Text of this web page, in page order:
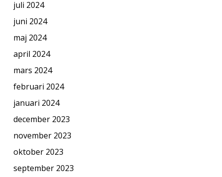
juli 2024
juni 2024
maj 2024
april 2024
mars 2024
februari 2024
januari 2024
december 2023
november 2023
oktober 2023
september 2023